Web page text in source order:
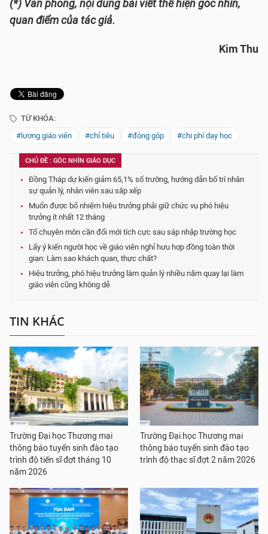
(*) Văn phong, nội dung bài viết thể hiện góc nhìn,
quan điểm của tác giả.
Kim Thu
TỪ KHÓA:
#lương giáo viên
#chỉ tiêu #đóng góp #chi phí dạy học
CHỦ ĐỀ : GÓC NHÌN GIÁO DỤC
Đồng Tháp dự kiến giảm 65,1% số trường, hướng dẫn bố trí nhân
sự quản lý, nhân viên sau sắp xếp
Muốn được bổ nhiệm hiệu trưởng phải giữ chức vụ phó hiệu
trưởng ít nhất 12 tháng
Tổ chuyên môn cần đổi mới tích cực sau sáp nhập trường học
Lấy ý kiến người học về giáo viên nghỉ hưu hợp đồng toàn thời
gian: Làm sao khách quan, thực chất?
Hiệu trưởng, phó hiệu trưởng làm quản lý nhiều năm quay lại làm
giáo viên cũng không dễ
TIN KHÁC
Trường Đại học Thương mại
thông báo tuyển sinh đào tạo
trình độ tiến sĩ đợt tháng 10
năm 2026
Trường Đại học Thương mại
thông báo tuyển sinh đào tạo
trình độ thạc sĩ đợt 2 năm 2026